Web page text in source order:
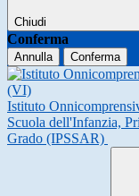
Chiudi
Conferma
Annulla Conferma
Istituto
Scuola dell'Infanzia,
Grado (IPSSAR)